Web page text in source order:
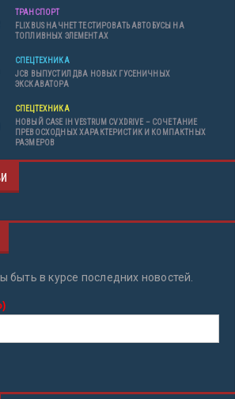
ТРАНСПОРТ
FLIXBUS НАЧНЕТ ТЕСТИРОВАТЬ АВТОБУСЫ НА
ТОПЛИВНЫХ ЭЛЕМЕНТАХ
СПЕЦТЕХНИКА
JCB ВЫПУСТИЛ ДВА НОВЫХ ГУСЕНИЧНЫХ
ЭКСКАВАТОРА
СПЕЦТЕХНИКА
НОВЫЙ CASE IH VESTRUM CVXDRIVE – СОЧЕТАНИЕ
ПРЕВОСХОДНЫХ ХАРАКТЕРИСТИК И КОМПАКТНЫХ
РАЗМЕРОВ
быть в курсе последних новостей.